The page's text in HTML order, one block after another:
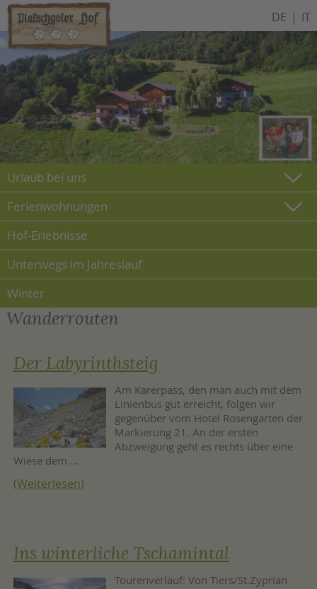
DE IT
Urlaub bei uns
Ferienwohnungen
Hof-Erlebnisse
Unterwegs im Jahreslauf
Winter
Wanderrouten
Der Labyrinthsteig
Am Karerpass, den man auch mit dem
Linienbus gut erreicht, folgen wir
gegenüber vom Hotel Rosengarten der
Markierung 21. An der ersten
Abzweigung geht es rechts über eine
Wiese dem …
(Weiterlesen)
Ins winterliche Tschamintal
Tourenverlauf: Von Tiers/St.Zyprian